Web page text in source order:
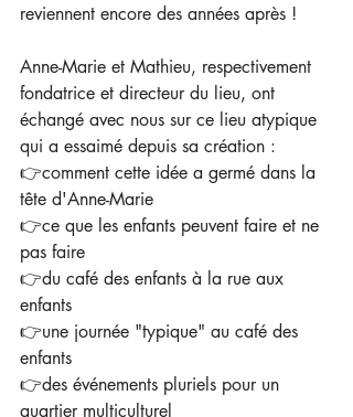
reviennent encore des années après !
Anne-Marie et Mathieu, respectivement
fondatrice et directeur du lieu, ont
échangé avec nous sur ce lieu atypique
qui a essaimé depuis sa création :
👉comment cette idée a germé dans la
tête d'Anne-Marie
👉ce que les enfants peuvent faire et ne
pas faire
👉du café des enfants à la rue aux
enfants
👉une journée "typique" au café des
enfants
👉des événements pluriels pour un
quartier multiculturel